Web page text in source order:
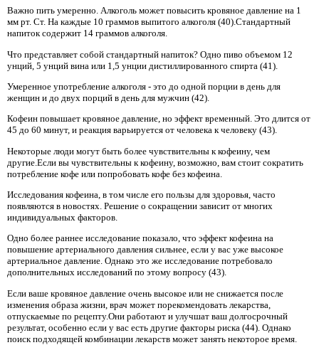
Важно пить умеренно. Алкоголь может повысить кровяное давление на 1
мм рт. Ст. На каждые 10 граммов выпитого алкоголя (40).Стандартный
напиток содержит 14 граммов алкоголя.
Что представляет собой стандартный напиток? Одно пиво объемом 12
унций, 5 унций вина или 1,5 унции дистиллированного спирта (41).
Умеренное употребление алкоголя - это до одной порции в день для
женщин и до двух порций в день для мужчин (42).
Кофеин повышает кровяное давление, но эффект временный. Это длится от
45 до 60 минут, и реакция варьируется от человека к человеку (43).
Некоторые люди могут быть более чувствительны к кофеину, чем
другие.Если вы чувствительны к кофеину, возможно, вам стоит сократить
потребление кофе или попробовать кофе без кофеина.
Исследования кофеина, в том числе его пользы для здоровья, часто
появляются в новостях. Решение о сокращении зависит от многих
индивидуальных факторов.
Одно более раннее исследование показало, что эффект кофеина на
повышение артериального давления сильнее, если у вас уже высокое
артериальное давление. Однако это же исследование потребовало
дополнительных исследований по этому вопросу (43).
Если ваше кровяное давление очень высокое или не снижается после
изменения образа жизни, врач может порекомендовать лекарства,
отпускаемые по рецепту.Они работают и улучшат ваш долгосрочный
результат, особенно если у вас есть другие факторы риска (44). Однако
поиск подходящей комбинации лекарств может занять некоторое время.